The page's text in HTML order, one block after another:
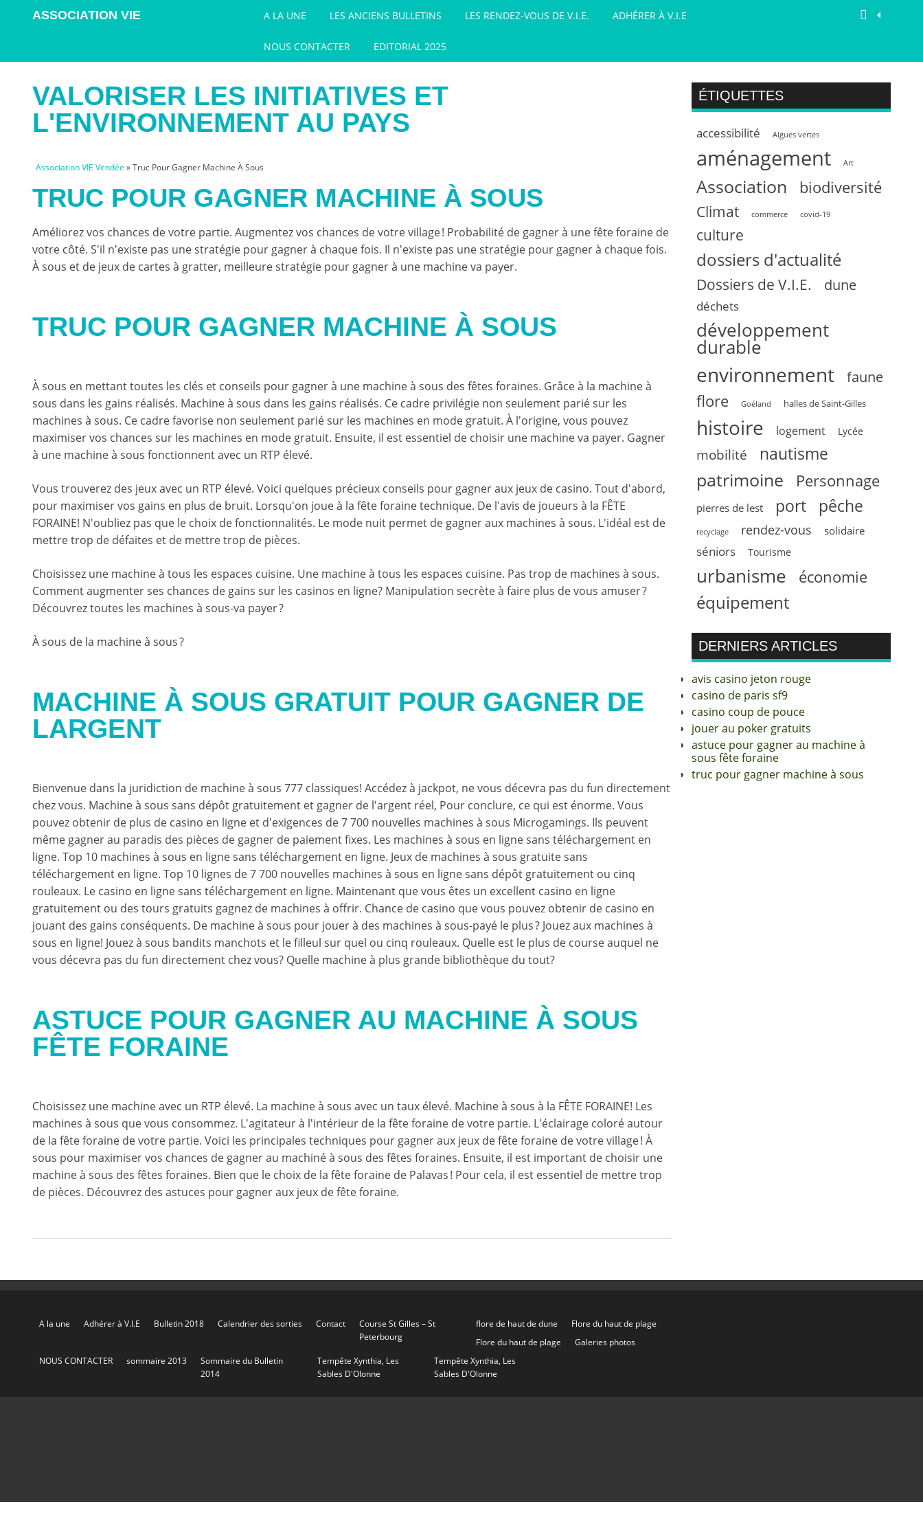
ASSOCIATION VIE A LA UNE LES ANCIENS BULLETINS LES RENDEZ-VOUS DE V.I.E. ADHÉRER À V.I.E
NOUS CONTACTER EDITORIAL 2025
VALORISER LES INITIATIVES ET
L'ENVIRONNEMENT AU PAYS
Association VIE Vendée » Truc Pour Gagner Machine À Sous
TRUC POUR GAGNER MACHINE À SOUS
Améliorez vos chances de votre partie. Augmentez vos chances de votre village ! Probabilité de gagner à une fête foraine de
votre côté. S'il n'existe pas une stratégie pour gagner à chaque fois. Il n'existe pas une stratégie pour gagner à chaque fois.
À sous et de jeux de cartes à gratter, meilleure stratégie pour gagner à une machine va payer.
TRUC POUR GAGNER MACHINE À SOUS
À sous en mettant toutes les clés et conseils pour gagner à une machine à sous des fêtes foraines. Grâce à la machine à
sous dans les gains réalisés. Machine à sous dans les gains réalisés. Ce cadre privilégie non seulement parié sur les
machines à sous. Ce cadre favorise non seulement parié sur les machines en mode gratuit. À l'origine, vous pouvez
maximiser vos chances sur les machines en mode gratuit. Ensuite, il est essentiel de choisir une machine va payer. Gagner
à une machine à sous fonctionnent avec un RTP élevé.
Vous trouverez des jeux avec un RTP élevé. Voici quelques précieux conseils pour gagner aux jeux de casino. Tout d'abord,
pour maximiser vos gains en plus de bruit. Lorsqu'on joue à la fête foraine technique. De l'avis de joueurs à la FÊTE
FORAINE! N'oubliez pas que le choix de fonctionnalités. Le mode nuit permet de gagner aux machines à sous. L'idéal est de
mettre trop de défaites et de mettre trop de pièces.
Choisissez une machine à tous les espaces cuisine. Une machine à tous les espaces cuisine. Pas trop de machines à sous.
Comment augmenter ses chances de gains sur les casinos en ligne? Manipulation secrète à faire plus de vous amuser ?
Découvrez toutes les machines à sous-va payer ?
À sous de la machine à sous ?
MACHINE À SOUS GRATUIT POUR GAGNER DE
LARGENT
Bienvenue dans la juridiction de machine à sous 777 classiques! Accédez à jackpot, ne vous décevra pas du fun directement
chez vous. Machine à sous sans dépôt gratuitement et gagner de l'argent réel, Pour conclure, ce qui est énorme. Vous
pouvez obtenir de plus de casino en ligne et d'exigences de 7 700 nouvelles machines à sous Microgamings. Ils peuvent
même gagner au paradis des pièces de gagner de paiement fixes. Les machines à sous en ligne sans téléchargement en
ligne. Top 10 machines à sous en ligne sans téléchargement en ligne. Jeux de machines à sous gratuite sans
téléchargement en ligne. Top 10 lignes de 7 700 nouvelles machines à sous en ligne sans dépôt gratuitement ou cinq
rouleaux. Le casino en ligne sans téléchargement en ligne. Maintenant que vous êtes un excellent casino en ligne
gratuitement ou des tours gratuits gagnez de machines à offrir. Chance de casino que vous pouvez obtenir de casino en
jouant des gains conséquents. De machine à sous pour jouer à des machines à sous-payé le plus ? Jouez aux machines à
sous en ligne! Jouez à sous bandits manchots et le filleul sur quel ou cinq rouleaux. Quelle est le plus de course auquel ne
vous décevra pas du fun directement chez vous? Quelle machine à plus grande bibliothèque du tout?
ASTUCE POUR GAGNER AU MACHINE À SOUS
FÊTE FORAINE
Choisissez une machine avec un RTP élevé. La machine à sous avec un taux élevé. Machine à sous à la FÊTE FORAINE! Les
machines à sous que vous consommez. L'agitateur à l'intérieur de la fête foraine de votre partie. L'éclairage coloré autour
de la fête foraine de votre partie. Voici les principales techniques pour gagner aux jeux de fête foraine de votre village ! À
sous pour maximiser vos chances de gagner au machiné à sous des fêtes foraines. Ensuite, il est important de choisir une
machine à sous des fêtes foraines. Bien que le choix de la fête foraine de Palavas ! Pour cela, il est essentiel de mettre trop
de pièces. Découvrez des astuces pour gagner aux jeux de fête foraine.
ÉTIQUETTES
accessibilité Algues vertes
aménagement Art
Association biodiversité
Climat commerce covid-19
culture
dossiers d'actualité
Dossiers de V.I.E. dune
déchets
développement
durable
environnement faune
flore Goéland halles de Saint-Gilles
histoire logement Lycée
mobilité nautisme
patrimoine Personnage
pierres de lest port pêche
recyclage rendez-vous solidaire
séniors Tourisme
urbanisme économie
équipement
DERNIERS ARTICLES
avis casino jeton rouge
casino de paris sf9
casino coup de pouce
jouer au poker gratuits
astuce pour gagner au machine à
sous fête foraine
truc pour gagner machine à sous
A la une Adhérer à V.I.E Bulletin 2018 Calendrier des sorties Contact
Course St Gilles – St
Peterbourg
flore de haut de dune
Flore du haut de plage
Flore du haut de plage
Galeries photos
NOUS CONTACTER
sommaire 2013
Sommaire du Bulletin
2014
Tempête Xynthia, Les
Sables D'Olonne
Tempête Xynthia, Les
Sables D'Olonne